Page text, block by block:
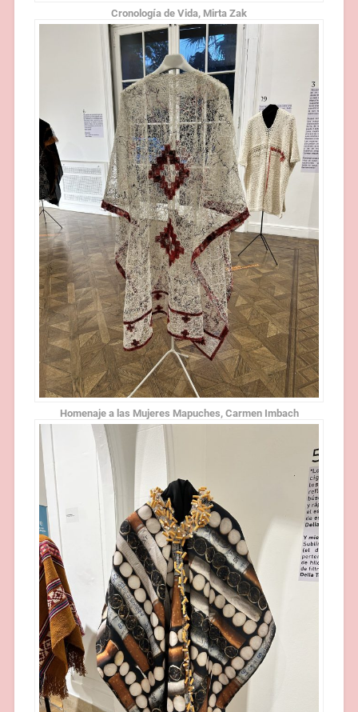
Cronología de Vida, Mirta Zak
Homenaje a las Mujeres Mapuches, Carmen Imbach